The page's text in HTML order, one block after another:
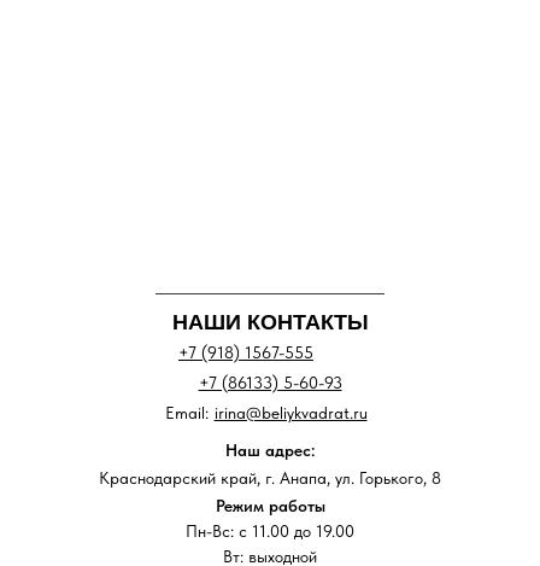
НАШИ КОНТАКТЫ
+7 (918) 1567-555
+7 (86133) 5-60-93
Наш адрес:
Краснодарский край, г. Анапа, ул. Горького, 8
Режим работы
Пн-Вс: с 11.00 до 19.00
Вт: выходной
irina@beliykvadrat.ru
Email: